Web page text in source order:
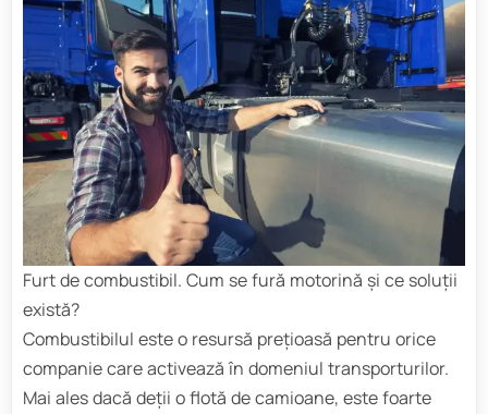
Furt de combustibil. Cum se fură motorină și ce soluții
există?
Combustibilul este o resursă prețioasă pentru orice
companie care activează în domeniul transporturilor.
Mai ales dacă deții o flotă de camioane, este foarte